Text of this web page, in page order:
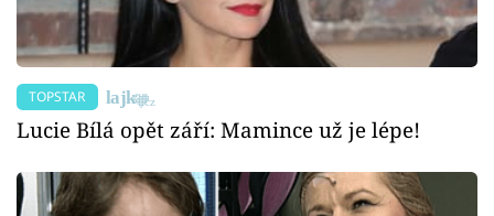
TOPSTAR
Lucie Bílá opět září: Mamince už je lépe!